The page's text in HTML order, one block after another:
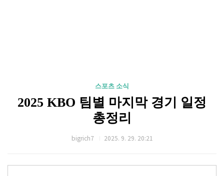
스포츠 소식
2025 KBO 팀별 마지막 경기 일정
총정리
bigrich7 2025. 9. 29. 20:21